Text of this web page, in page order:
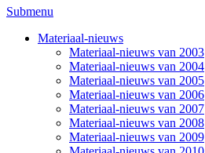
Submenu
Materiaal-nieuws
Materiaal-nieuws van 2003
Materiaal-nieuws van 2004
Materiaal-nieuws van 2005
Materiaal-nieuws van 2006
Materiaal-nieuws van 2007
Materiaal-nieuws van 2008
Materiaal-nieuws van 2009